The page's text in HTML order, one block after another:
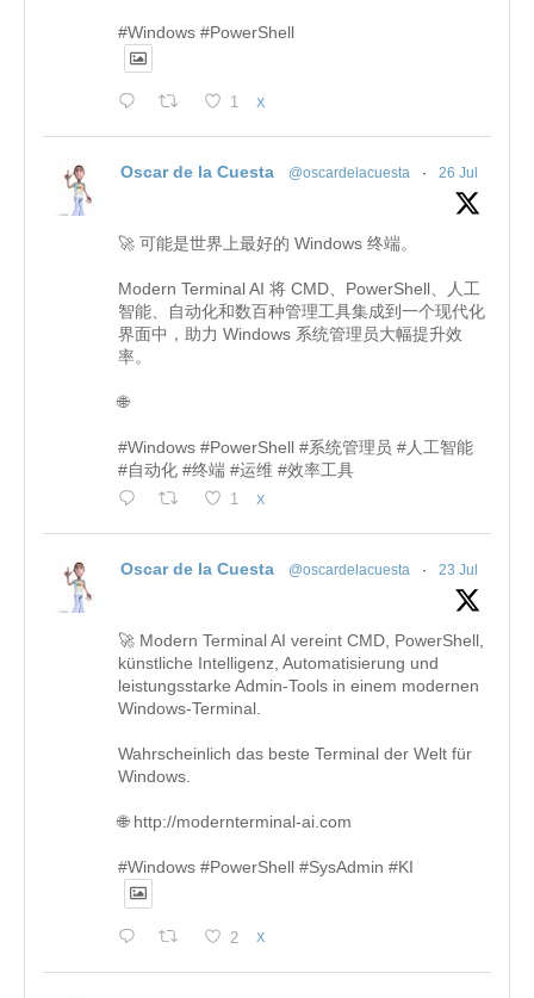
#Windows #PowerShell
1 X
Oscar de la Cuesta @oscardelacuesta · 26 Jul
🚀 可能是世界上最好的 Windows 终端。
Modern Terminal AI 将 CMD、PowerShell、人工
智能、自动化和数百种管理工具集成到一个现代化
界面中，助力 Windows 系统管理员大幅提升效
率。
🌐
#Windows #PowerShell #系统管理员 #人工智能
#自动化 #终端 #运维 #效率工具
1 X
Oscar de la Cuesta @oscardelacuesta · 23 Jul
🚀 Modern Terminal AI vereint CMD, PowerShell,
künstliche Intelligenz, Automatisierung und
leistungsstarke Admin-Tools in einem modernen
Windows-Terminal.
Wahrscheinlich das beste Terminal der Welt für
Windows.
🌐 http://modernterminal-ai.com
#Windows #PowerShell #SysAdmin #KI
2 X